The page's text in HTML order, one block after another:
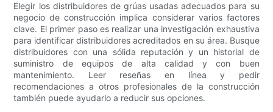
Elegir los distribuidores de grúas usadas adecuados para su
negocio de construcción implica considerar varios factores
clave. El primer paso es realizar una investigación exhaustiva
para identificar distribuidores acreditados en su área. Busque
distribuidores con una sólida reputación y un historial de
suministro de equipos de alta calidad y con buen
mantenimiento. Leer reseñas en línea y pedir
recomendaciones a otros profesionales de la construcción
también puede ayudarlo a reducir sus opciones.